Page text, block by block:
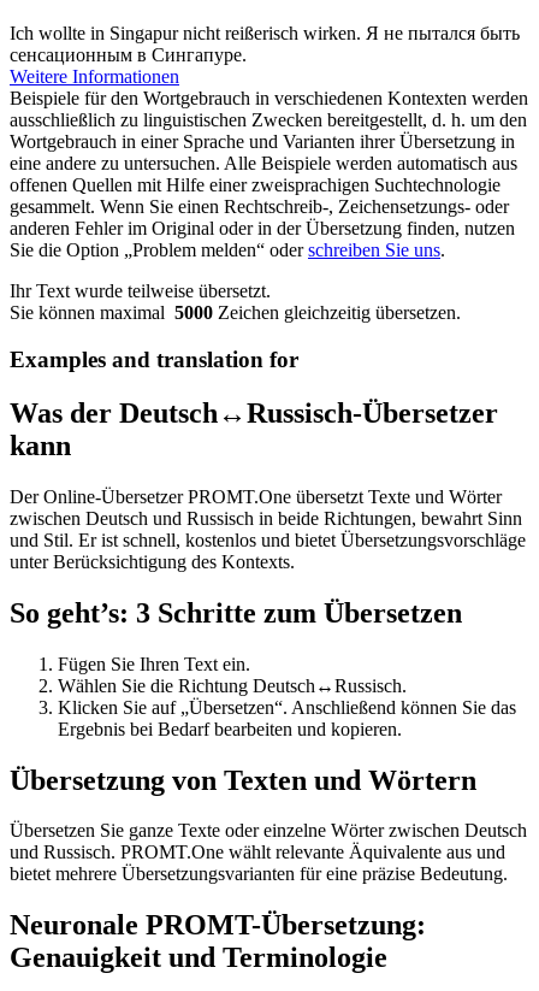
Ich wollte in Singapur nicht reißerisch wirken. Я не пытался быть
сенсационным в Сингапуре.
Weitere Informationen
Beispiele für den Wortgebrauch in verschiedenen Kontexten werden
ausschließlich zu linguistischen Zwecken bereitgestellt, d. h. um den
Wortgebrauch in einer Sprache und Varianten ihrer Übersetzung in
eine andere zu untersuchen. Alle Beispiele werden automatisch aus
offenen Quellen mit Hilfe einer zweisprachigen Suchtechnologie
gesammelt. Wenn Sie einen Rechtschreib-, Zeichensetzungs- oder
anderen Fehler im Original oder in der Übersetzung finden, nutzen
Sie die Option „Problem melden“ oderschreiben Sie uns.
Ihr Text wurde teilweise übersetzt.
Sie können maximal 5000 Zeichen gleichzeitig übersetzen.
Examples and translation for
Was der Deutsch↔Russisch-Übersetzer
kann
Der Online-Übersetzer PROMT.One übersetzt Texte und Wörter
zwischen Deutsch und Russisch in beide Richtungen, bewahrt Sinn
und Stil. Er ist schnell, kostenlos und bietet Übersetzungsvorschläge
unter Berücksichtigung des Kontexts.
So geht’s: 3 Schritte zum Übersetzen
Fügen Sie Ihren Text ein.
Wählen Sie die Richtung Deutsch↔Russisch.
Klicken Sie auf „Übersetzen“. Anschließend können Sie das
Ergebnis bei Bedarf bearbeiten und kopieren.
Übersetzung von Texten und Wörtern
Übersetzen Sie ganze Texte oder einzelne Wörter zwischen Deutsch
und Russisch. PROMT.One wählt relevante Äquivalente aus und
bietet mehrere Übersetzungsvarianten für eine präzise Bedeutung.
Neuronale PROMT-Übersetzung:
Genauigkeit und Terminologie